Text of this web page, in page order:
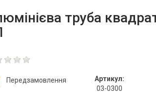
труба
Передзамовлення
Артикул:
03-0300